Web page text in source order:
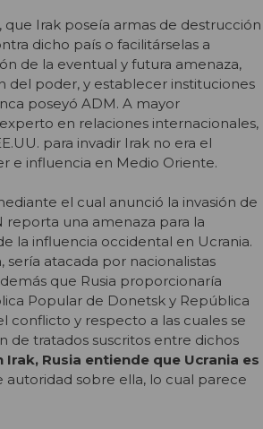
que Irak poseía armas de destrucción
dicho país o facilitárselas a
de la eventual y futura amenaza,
del poder, y establecer instituciones
poseyó ADM. A mayor
en relaciones internacionales,
para invadir Irak no era el
e influencia en Medio Oriente.
el cual anunció la invasión de
reporta una amenaza para la
la influencia occidental en Ucrania.
atacada por nacionalistas
que Rusia proporcionaría
Popular de Donetsk y República
conflicto y respecto a las cuales se
de tratados suscritos entre dichos
Rusia entiende que Ucrania es
sobre ella, lo cual parece